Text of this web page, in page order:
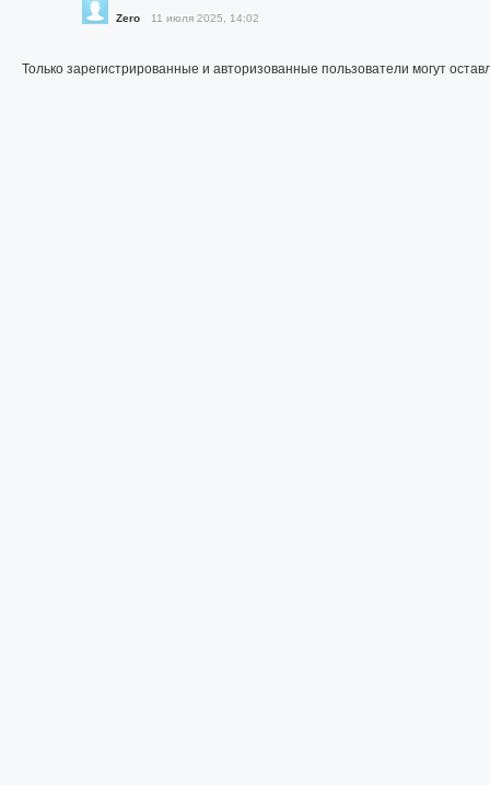
Zero 11 июля 2025, 14:02
Только зарегистрированные и авторизованные пользователи могут